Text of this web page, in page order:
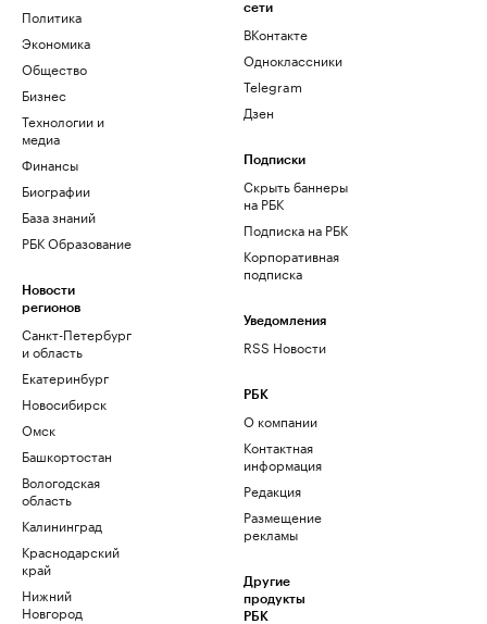
Политика
Экономика
Общество
Бизнес
Технологии и
медиа
Финансы
Биографии
База знаний
РБК Образование
Новости
регионов
Санкт-Петербург
и область
Екатеринбург
Новосибирск
Омск
Башкортостан
Вологодская
область
Калининград
Краснодарский
край
Нижний
Новгород
сети
ВКонтакте
Одноклассники
Telegram
Дзен
Подписки
Скрыть баннеры
на РБК
Подписка на РБК
Корпоративная
подписка
Уведомления
RSS Новости
РБК
О компании
Контактная
информация
Редакция
Размещение
рекламы
Другие
продукты
РБК